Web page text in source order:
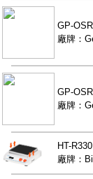
GP-
廠牌：
GP-
廠牌：
HT-
廠牌：